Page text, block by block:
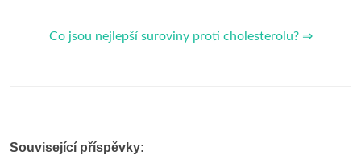
Co jsou nejlepší suroviny proti cholesterolu? ⇒
Související příspěvky: